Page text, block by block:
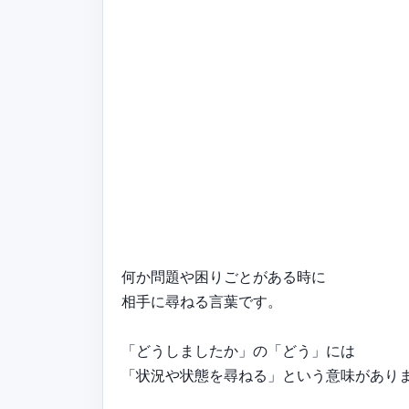
何か問題や困りごとがある時に
相手に尋ねる言葉です。
「どうしましたか」の「どう」には
「状況や状態を尋ねる」という意味があり